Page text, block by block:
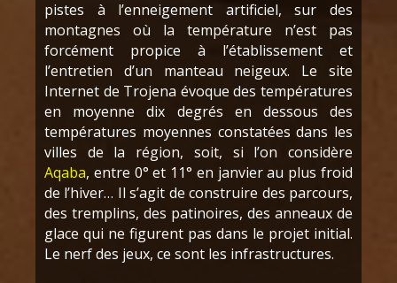
pistes à l’enneigement artificiel, sur des
montagnes où la température n’est pas
forcément propice à l’établissement et
l’entretien d’un manteau neigeux. Le site
Internet de Trojena évoque des températures
en moyenne dix degrés en dessous des
températures moyennes constatées dans les
villes de la région, soit, si l’on considère
Aqaba, entre 0° et 11° en janvier au plus froid
de l’hiver… Il s’agit de construire des parcours,
des tremplins, des patinoires, des anneaux de
glace qui ne figurent pas dans le projet initial.
Le nerf des jeux, ce sont les infrastructures.